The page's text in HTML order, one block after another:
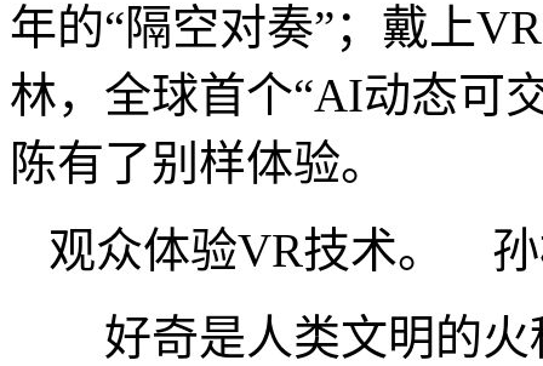
年的“隔空对奏”；戴上
林，全球首个“AI动态可
陈有了别样体验。
观众体验VR技术。
好奇是人类文明的火